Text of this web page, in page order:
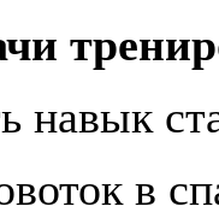
навык
в